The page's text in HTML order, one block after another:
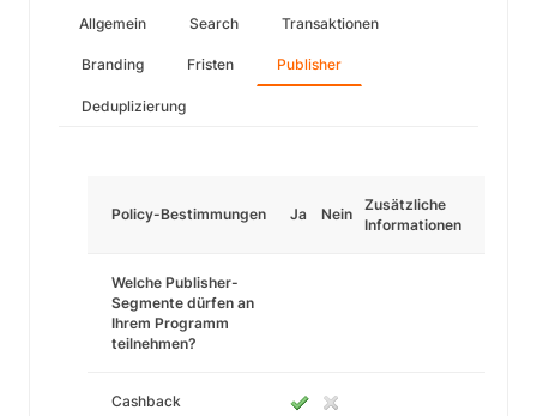
Allgemein Search Transaktionen
Branding Fristen Publisher
Deduplizierung
Policy-Bestimmungen Ja Nein
Zusätzliche
Informationen
Welche Publisher-
Segmente dürfen an
Ihrem Programm
teilnehmen?
Cashback